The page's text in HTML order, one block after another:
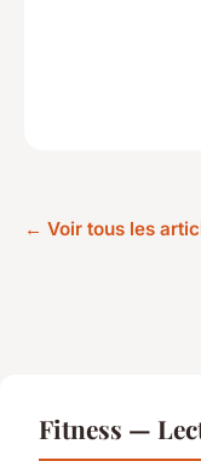
← Voir tous les
Fitness —